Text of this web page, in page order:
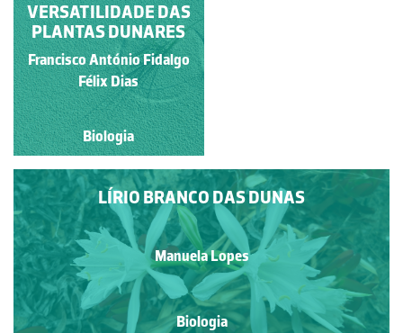
AMMOPHILA
ARENARIA E A
CONSERVAÇÃO DAS
DUNAS
Francisco António Fidalgo
Félix Dias
Biologia
VERSATILIDADE DAS
PLANTAS DUNARES
Francisco António Fidalgo
Félix Dias
Biologia
LÍRIO BRANCO DAS DUNAS
Manuela Lopes
Biologia